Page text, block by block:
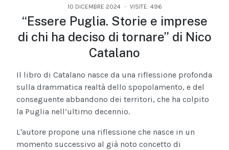
10 DICEMBRE 2024
VISITE: 496
“Essere Puglia. Storie e imprese
di chi ha deciso di tornare” di Nico
Catalano
Il libro di Catalano nasce da una riflessione profonda
sulla drammatica realtà dello spopolamento, e del
conseguente abbandono dei territori, che ha colpito
la Puglia nell’ultimo decennio.
L'autore propone una riflessione che nasce in un
momento successivo al già noto concetto di